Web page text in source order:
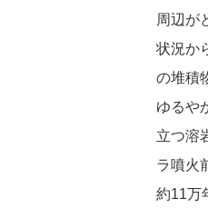
周辺が
状況か
の堆積
ゆるや
立つ溶
ラ噴火
約11万